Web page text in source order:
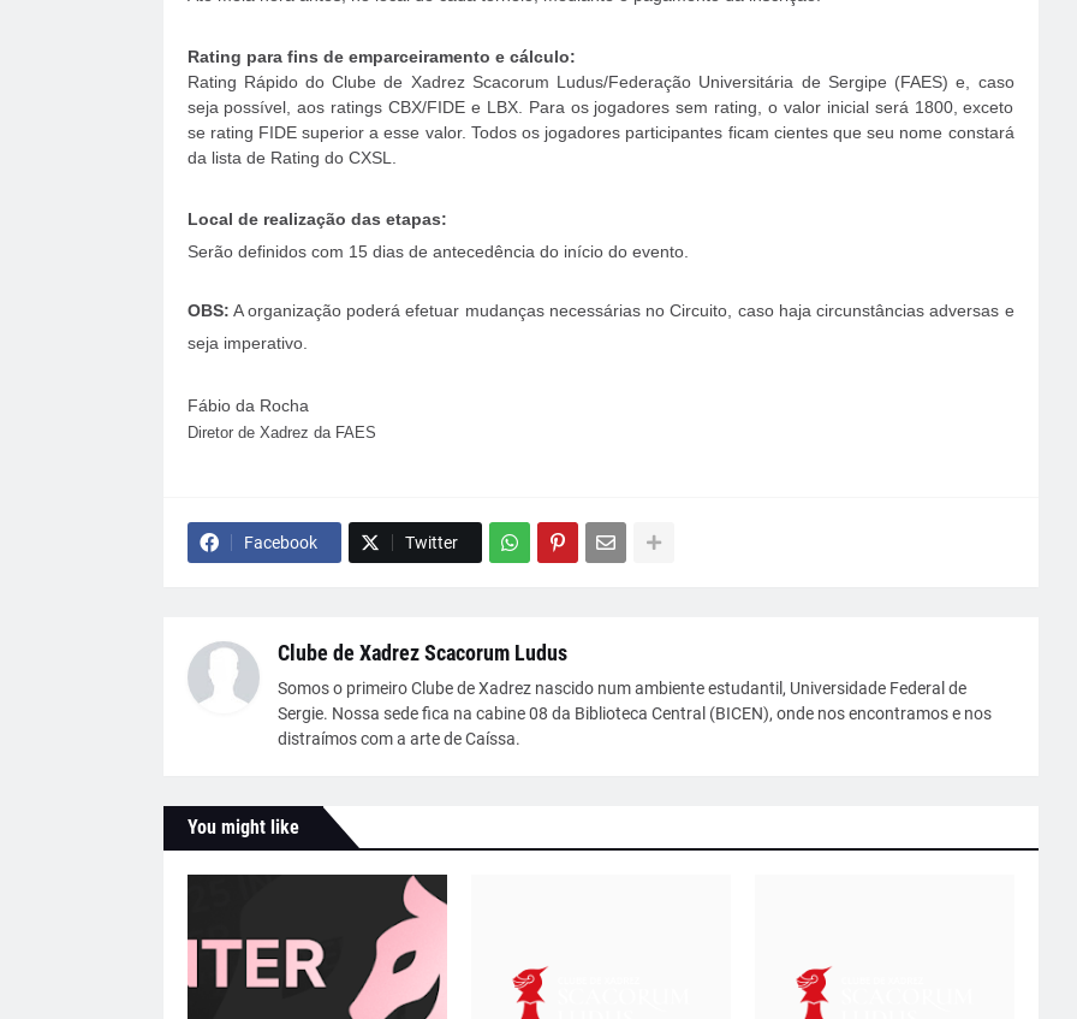
Rating para fins de emparceiramento e cálculo:
Rating Rápido do Clube de Xadrez Scacorum Ludus/Federação Universitária de Sergipe (FAES) e, caso
seja possível, aos ratings CBX/FIDE e LBX. Para os jogadores sem rating, o valor inicial será 1800, exceto
se rating FIDE superior a esse valor. Todos os jogadores participantes ficam cientes que seu nome constará
da lista de Rating do CXSL.
Local de realização das etapas:
Serão definidos com 15 dias de antecedência do início do evento.
OBS: A organização poderá efetuar mudanças necessárias no Circuito, caso haja circunstâncias adversas e
seja imperativo.
Fábio da Rocha
Diretor de Xadrez da FAES
Facebook Twitter
Clube de Xadrez Scacorum Ludus
Somos o primeiro Clube de Xadrez nascido num ambiente estudantil, Universidade Federal de
Sergie. Nossa sede fica na cabine 08 da Biblioteca Central (BICEN), onde nos encontramos e nos
distraímos com a arte de Caíssa.
You might like